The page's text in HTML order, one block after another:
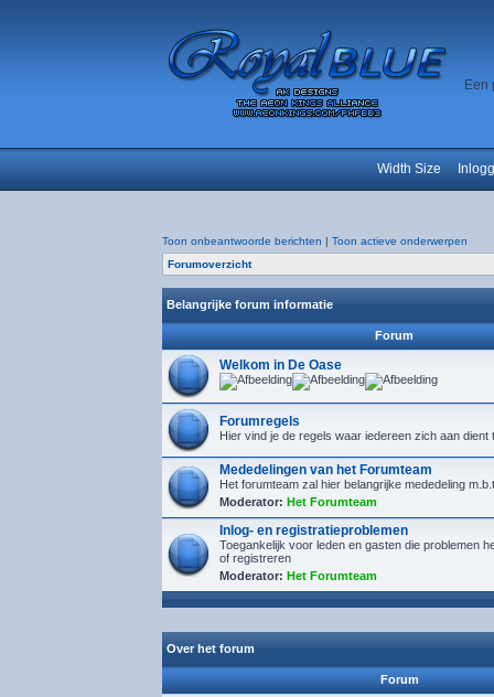
Een
Width Size
Toon onbeantwoorde berichten | Toon actieve onderwerpen
Forumoverzicht
Belangrijke forum informatie
Forum
Welkom in De Oase
Forumregels
Hier vind je de regels waar iedereen zich aan dient
Mededelingen van het Forumteam
Het forumteam zal hier belangrijke mededeling
Moderator: Het Forumteam
Inlog- en registratieproblemen
Toegankelijk voor leden en gasten die problemen
of registreren
Moderator: Het Forumteam
Over het forum
Forum